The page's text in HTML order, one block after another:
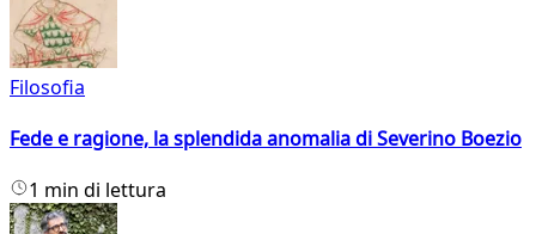
Filosofia
Fede e ragione, la splendida anomalia di Severino Boezio
1 min di lettura